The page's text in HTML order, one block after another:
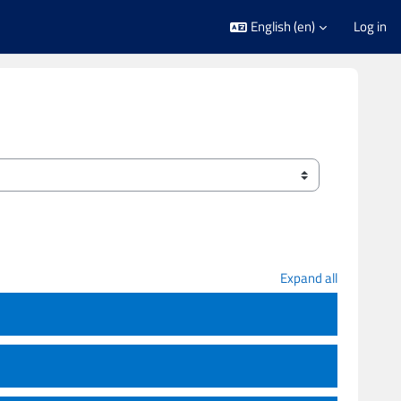
English ‎(en)‎ Log in
Expand all